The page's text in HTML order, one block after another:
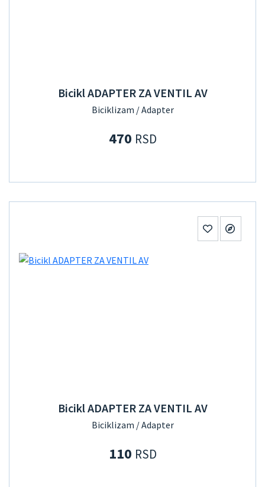
Bicikl ADAPTER ZA VENTIL AV
Biciklizam / Adapter
470 RSD
Bicikl ADAPTER ZA VENTIL AV
Biciklizam / Adapter
110 RSD